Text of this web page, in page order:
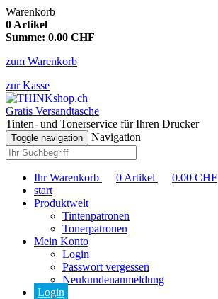
Warenkorb
0 Artikel
Summe: 0.00 CHF
zum Warenkorb
zur Kasse
Gratis Versandtasche
Tinten- und Tonerservice für Ihren Drucker
Toggle navigation Navigation
Ihr Warenkorb 0 Artikel 0.00 CHF
start
Produktwelt
Tintenpatronen
Tonerpatronen
Mein Konto
Login
Passwort vergessen
Neukundenanmeldung
Login